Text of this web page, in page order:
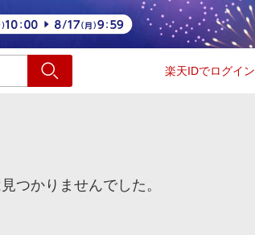
楽天IDでログイン
つかりませんでした。